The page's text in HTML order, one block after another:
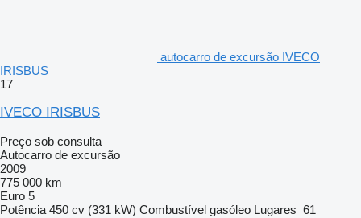
autocarro de excursão IVECO
IRISBUS
17
IVECO IRISBUS
Preço sob consulta
Autocarro de excursão
2009
775 000 km
Euro 5
Potência 450 cv (331 kW) Combustível gasóleo Lugares 61